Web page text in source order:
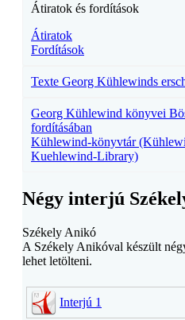
Átiratok és fordítások
Átiratok
Fordítások
Texte Georg Kühlewinds
Georg Kühlewind könyvei
fordításában
Kühlewind-könyvtár
Kuehlewind-Library)
Négy interjú
Székely Anikó
A Székely Anikóval készült
lehet letölteni.
Interjú 1